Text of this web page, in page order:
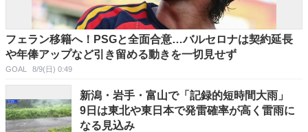
フェラン移籍へ！PSGと全面合意…バルセロナは契約延長
や年俸アップなど引き留める動きを一切見せず
GOAL 8/9(日) 0:49
新潟・岩手・富山で「記録的短時間大雨」
9日は東北や東日本で発雷確率が高く雷雨に
なる見込み